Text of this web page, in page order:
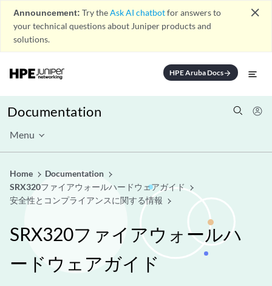
Announcement: Try theAsk AI chatbotfor answers to
your technical questions about Juniper products and
solutions.
close
HPE Aruba Docsarrow_forward
Documentation
Menu
Home
Documentation
SRX320ファイアウォールハードウェアガイド
安全性とコンプライアンスに関する情報
SRX320ファイアウォールハ
ードウェアガイド